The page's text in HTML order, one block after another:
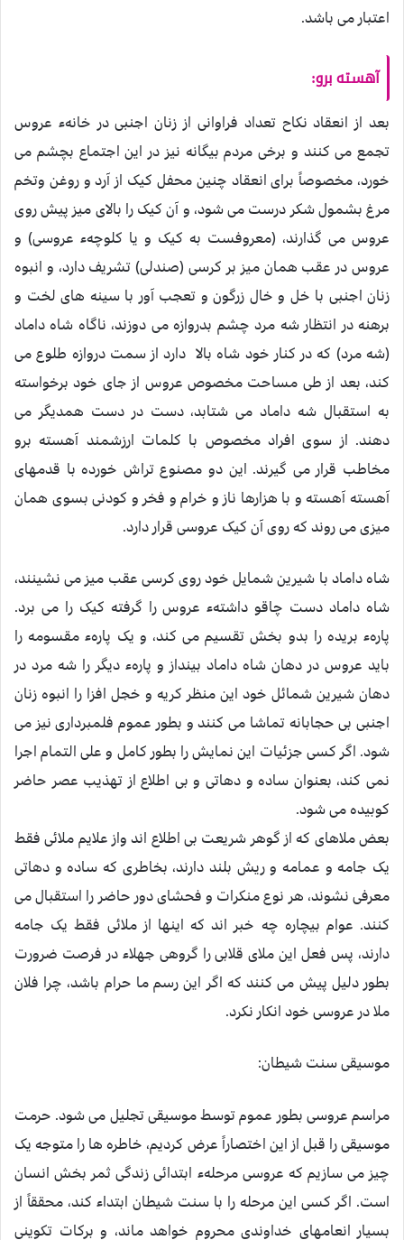
اعتبار می باشد.
آهسته برو:
بعد از انعقاد نکاح تعداد فراوانی از زنان اجنبی در خانهء عروس
تجمع می کنند و برخی مردم بیگانه نيز در اين اجتماع بچشم می
خورد، مخصوصاً برای انعقاد چنين محفل کيک از آرد و روغن وتخم
مرغ بشمول شکر درست می شود، و آن کيک را بالای ميز پيش روی
عروس می گذارند، (معروفست به کيک و يا کلوچهء عروسی) و
عروس در عقب همان ميز بر کرسی (صندلی) تشريف دارد، و انبوه
زنان اجنبی با خل و خال زرگون و تعجب آور با سينه های لخت و
برهنه در انتظار شه مرد چشم بدروازه می دوزند، ناگاه شاه داماد
(شه مرد) که در کنار خود شاه بالا دارد از سمت دروازه طلوع می
کند، بعد از طی مساحت مخصوص عروس از جای خود برخواسته
به استقبال شه داماد می شتابد، دست در دست همديگر می
دهند. از سوی افراد مخصوص با کلمات ارزشمند آهسته برو
مخاطب قرار می گيرند. اين دو مصنوع تراش خورده با قدمهای
آهسته آهسته و با هزارها ناز و خرام و فخر و کودنی بسوی همان
ميزی می روند که روی آن کيک عروسی قرار دارد.
شاه داماد با شيرين شمايل خود روی کرسی عقب ميز می نشينند،
شاه داماد دست چاقو داشتهء عروس را گرفته کيک را می برد.
پارهء بريده را بدو بخش تقسيم می کند، و يک پارهء مقسومه را
بايد عروس در دهان شاه داماد بينداز و پارهء ديگر را شه مرد در
دهان شيرين شمائل خود اين منظر کريه و خجل افزا را انبوه زنان
اجنبی بی حجابانه تماشا می کنند و بطور عموم فلمبرداری نيز می
شود. اگر کسی جزئيات اين نمايش را بطور کامل و علی التمام اجرا
نمی کند، بعنوان ساده و دهاتی و بی اطلاع از تهذيب عصر حاضر
کوبيده می شود.
بعض ملاهای که از گوهر شريعت بی اطلاع اند واز علايم ملائی فقط
يک جامه و عمامه و ريش بلند دارند، بخاطری که ساده و دهاتی
معرفی نشوند، هر نوع منکرات و فحشای دور حاضر را استقبال می
کنند. عوام بيچاره چه خبر اند که اينها از ملائی فقط يک جامه
دارند، پس فعل اين ملای قلابی را گروهی جهلاء در فرصت ضرورت
بطور دليل پيش می کنند که اگر اين رسم ما حرام باشد، چرا فلان
ملا در عروسی خود انکار نکرد.
موسيقی سنت شيطان:
مراسم عروسی بطور عموم توسط موسيقی تجليل می شود. حرمت
موسيقی را قبل از اين اختصاراً عرض کرديم، خاطره ها را متوجه يک
چيز می سازيم که عروسی مرحلهء ابتدائی زندگی ثمر بخش انسان
است. اگر کسی اين مرحله را با سنت شيطان ابتداء کند، محققاً از
بسيار انعامهای خداوندی محروم خواهد ماند، و برکات تکوينی